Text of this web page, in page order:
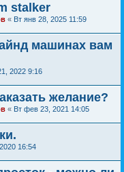
stalker
« Вт янв 28, 2025 11:59
машинах вам
2022 9:16
желание?
« Вт фев 23, 2021 14:05
16:54